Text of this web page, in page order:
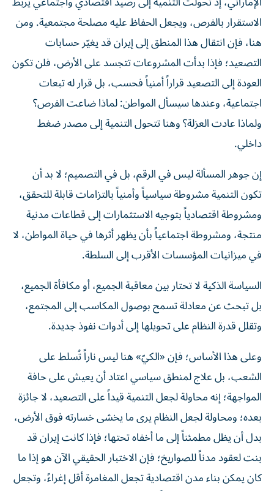
الاستقرار بالفرص، ويجعل الحفاظ عليه مصلحة مجتمعية. ومن
هنا، فإن انتقال هذا المنطق إلى إيران قد يغيّر حسابات
التصعيد؛ فإذا بدأت المشروعات تتجسد على الأرض، فلن تكون
العودة إلى التصعيد قراراً أمنياً فحسب، بل قرار له تبعات
اجتماعية، وعندها سيسأل المواطن: لماذا ضاعت الفرص؟
ولماذا عادت العزلة؟ وهنا تتحول التنمية إلى مصدر ضغط
داخلي.
إن جوهر المسألة ليس في الرقم، بل في التصميم؛ لا بد أن
تكون التنمية مشروطة سياسياً وأمنياً بالتزامات قابلة للتحقق،
ومشروطة اقتصادياً بتوجيه الاستثمارات إلى قطاعات مدنية
منتجة، ومشروطة اجتماعياً بأن يظهر أثرها في حياة المواطن، لا
في ميزانيات المؤسسات الأقرب إلى السلطة.
السياسة الذكية لا تحتار بين معاقبة الجميع، أو مكافأة الجميع،
بل تبحث عن معادلة تسمح بوصول المكاسب إلى المجتمع،
وتقلل قدرة النظام على تحويلها إلى أدوات نفوذ جديدة.
وعلى هذا الأساس؛ فإن «الكيّ» هنا ليس ناراً تُسلط على
الشعب، بل علاج لمنطق سياسي اعتاد أن يعيش على حافة
المواجهة؛ إنه محاولة لجعل التنمية قيداً على التصعيد، لا جائزة
بعده؛ ومحاولة لجعل النظام يرى ما يخشى خسارته فوق الأرض،
بدل أن يظل مطمئناً إلى ما أخفاه تحتها؛ فإذا كانت إيران قد
بنت لعقود مدناً للصواريخ؛ فإن الاختبار الحقيقي الآن هو إذا ما
كان يمكن بناء مدن اقتصادية تجعل المغامرة أقل إغراءً، وتجعل